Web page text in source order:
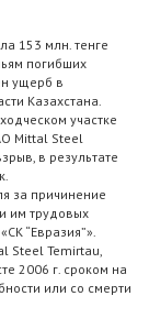
153 млн. тенге
погибших
ущерб в
Казахстана.
участке
Mittal Steel
в результате
за причинение
им трудовых
“Евразия”».
Steel Temirtau,
2006 г. сроком на
или со смерти